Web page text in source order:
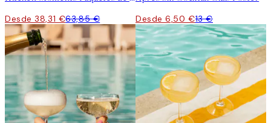
Desde 38,31 €63,85 € Desde 6,50 €13 €